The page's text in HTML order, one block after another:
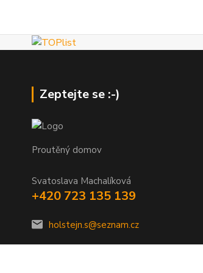
Zeptejte se :-)
Proutěný domov
Svatoslava Machalíková
+420 723 135 139
holstejn.s@seznam.cz